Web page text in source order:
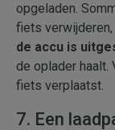
opgeladen.
fiets
de accu is
de oplader haalt.
fiets verplaatst.
7. Een